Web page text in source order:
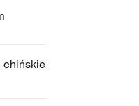
chińskie